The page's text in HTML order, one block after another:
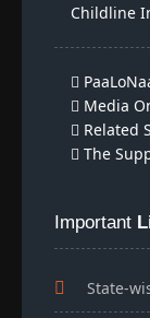
Childline
Media
Related
The
Important
State-